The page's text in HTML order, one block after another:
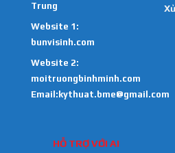
Trung
Website 1:
bunvisinh.com
Website 2:
moitruongbinhminh.com
Email:kythuat.bme@gmail.com
HỖ TRỢ VỚI AI